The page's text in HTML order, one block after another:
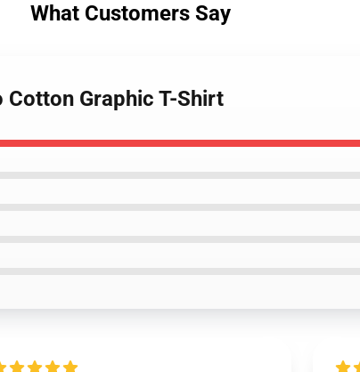
What Customers Say
Graphic T-Shirt